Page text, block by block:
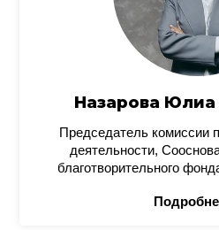
Назарова
Председатель комиссии
деятельности,
благотворительного